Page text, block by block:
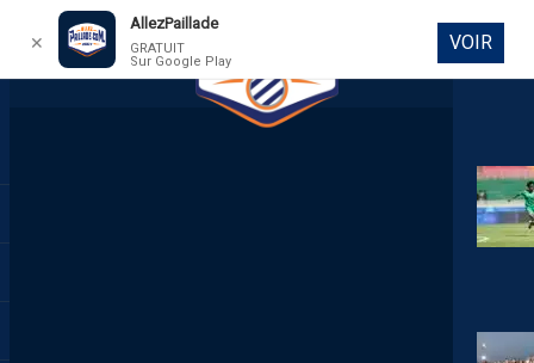
DIRECT
✕
AllezPaillade
GRATUIT
Sur Google Play
VOIR